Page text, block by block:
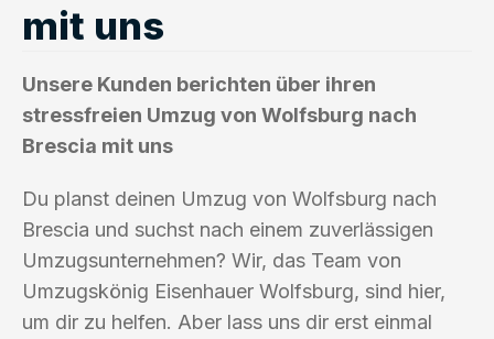
mit uns
Unsere Kunden berichten über ihren
stressfreien Umzug von Wolfsburg nach
Brescia mit uns
Du planst deinen Umzug von Wolfsburg nach
Brescia und suchst nach einem zuverlässigen
Umzugsunternehmen? Wir, das Team von
Umzugskönig Eisenhauer Wolfsburg, sind hier,
um dir zu helfen. Aber lass uns dir erst einmal